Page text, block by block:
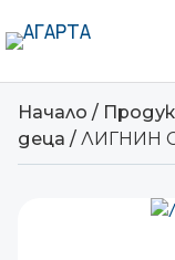
Начало /
деца / ЛИГНИН